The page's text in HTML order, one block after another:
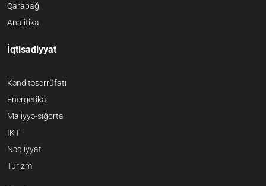
Qarabağ
Analitika
İqtisadiyyat
Kənd təsərrüfatı
Energetika
Maliyyə-sığorta
İKT
Nəqliyyat
Turizm